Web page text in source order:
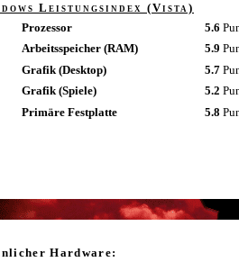
Leistungsindex (Vista)
Prozessor
5.6
Arbeitsspeicher (RAM)
5.9
Grafik (Desktop)
5.7
Grafik (Spiele)
5.2
Primäre Festplatte
5.8
Hardware: